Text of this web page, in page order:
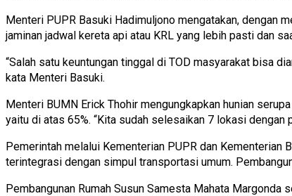
Menteri PUPR Basuki Hadimuljono mengatakan, dengan
jaminan jadwal kereta api atau KRL yang lebih pasti dan
“Salah satu keuntungan tinggal di TOD masyarakat bisa
kata Menteri Basuki.
Menteri BUMN Erick Thohir mengungkapkan hunian
yaitu di atas 65%. “Kita sudah selesaikan 7 lokasi dengan
Pemerintah melalui Kementerian PUPR dan Kementerian
terintegrasi dengan simpul transportasi umum.
Pembangunan Rumah Susun Samesta Mahata